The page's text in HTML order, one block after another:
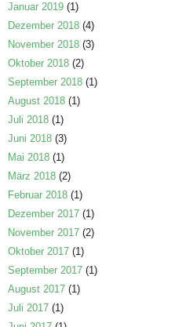
Januar 2019(1)
Dezember 2018(4)
November 2018(3)
Oktober 2018(2)
September 2018(1)
August 2018(1)
Juli 2018(1)
Juni 2018(3)
Mai 2018(1)
März 2018(2)
Februar 2018(1)
Dezember 2017(1)
November 2017(2)
Oktober 2017(1)
September 2017(1)
August 2017(1)
Juli 2017(1)